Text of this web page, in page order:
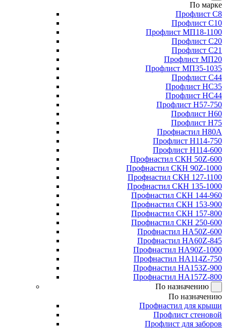
По марке
Профлист С8
Профлист С10
Профлист МП18-1100
Профлист С20
Профлист С21
Профлист МП20
Профлист МП35-1035
Профлист С44
Профлист НС35
Профлист НС44
Профлист Н57-750
Профлист Н60
Профлист Н75
Профнастил Н80А
Профлист Н114-750
Профлист Н114-600
Профнастил СКН 50Z-600
Профнастил СКН 90Z-1000
Профнастил СКН 127-1100
Профнастил СКН 135-1000
Профнастил СКН 144-960
Профнастил СКН 153-900
Профнастил СКН 157-800
Профнастил СКН 250-600
Профнастил НА50Z-600
Профнастил НА60Z-845
Профнастил НА90Z-1000
Профнастил НА114Z-750
Профнастил НА153Z-900
Профнастил НА157Z-800
По назначению
По назначению
Профнастил для крыши
Профлист стеновой
Профлист для заборов